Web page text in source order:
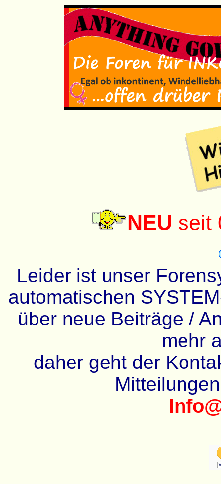
NEU seit
Leider ist unser
automatischen
über neue Beiträge /
mehr
daher geht der